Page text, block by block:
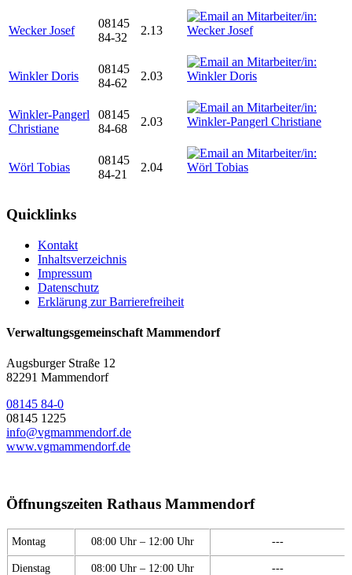
Wecker Josef
08145
84-32
2.13
Winkler Doris
08145
84-62
2.03
Winkler-Pangerl
Christiane
08145
84-68
2.03
Wörl Tobias
08145
84-21
2.04
Quicklinks
Kontakt
Inhaltsverzeichnis
Impressum
Datenschutz
Erklärung zur Barrierefreiheit
Verwaltungsgemeinschaft Mammendorf
Augsburger Straße 12
82291 Mammendorf
08145 84-0
08145 1225
info@vgmammendorf.de
www.vgmammendorf.de
Öffnungszeiten Rathaus Mammendorf
Montag 08:00 Uhr – 12:00 Uhr ---
Dienstag 08:00 Uhr – 12:00 Uhr ---